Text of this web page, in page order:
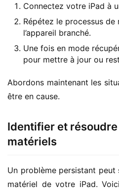
Connectez votre iPad à
Répétez le processus
l’appareil branché.
Une fois en mode
pour mettre à jour ou
Abordons maintenant les
être en cause.
Identifier et
matériels
Un problème persistant
matériel de votre iPad.